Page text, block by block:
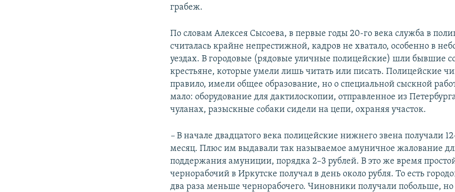
грабеж.
По словам Алексея Сысоева, в первые годы 20-го века служба в
считалась крайне непрестижной, кадров не хватало, особенно в
уездах. В городовые (рядовые уличные полицейские) шли бывшие
крестьяне, которые умели лишь читать или писать. Полицейские
правило, имели общее образование, но о специальной сыскной
мало: оборудование для дактилоскопии, отправленное из
чуланах, разыскные собаки сидели на цепи, охраняя участок.
– В начале двадцатого века полицейские нижнего звена получали
месяц. Плюс им выдавали так называемое амуничное жалование
поддержания амуниции, порядка 2–3 рублей. В это же время
чернорабочий в Иркутске получал в день около рубля. То есть
два раза меньше чернорабочего. Чиновники получали побольше,